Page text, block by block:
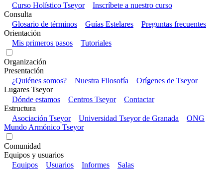
Curso Holístico Tseyor
Inscríbete a nuestro curso
Consulta
Glosario de términos
Guías Estelares
Preguntas frecuentes
Orientación
Mis primeros pasos
Tutoriales
Organización
Presentación
¿Quiénes somos?
Nuestra Filosofía
Orígenes de Tseyor
Lugares Tseyor
Dónde estamos
Centros Tseyor
Contactar
Estructura
Asociación Tseyor
Universidad Tseyor de Granada
ONG
Mundo Armónico Tseyor
Comunidad
Equipos y usuarios
Equipos
Usuarios Informes
Salas